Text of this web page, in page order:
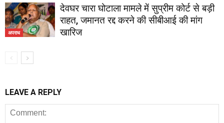
अपराध
देवघर चारा घोटाला मामले में सुप्रीम कोर्ट से बड़ी
राहत, जमानत रद्द करने की सीबीआई की मांग
खारिज
LEAVE A REPLY